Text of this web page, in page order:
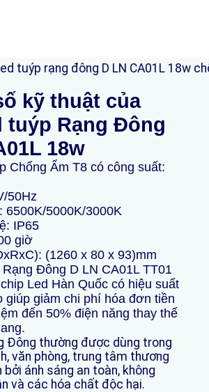
tuýp rạng đông D LN CA01L 18w
kỹ thuật của
tuýp Rạng Đông
18w
Chống Ẩm T8 có công suất:
50Hz
6500K/5000K/3000K
IP65
giờ
(1260 x 80 x 93)mm
Đông D LN CA01L TT01
Led Hàn Quốc có hiệu suất
giúp giảm chi phí hóa đơn tiền
đến 50% điện năng thay thế
Đông thường được dùng trong
văn phòng, trung tâm thương
bởi ánh sáng an toàn, không
và các hóa chất độc hại.